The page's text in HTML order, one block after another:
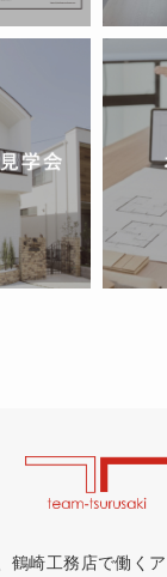
鶴崎工務店で働く